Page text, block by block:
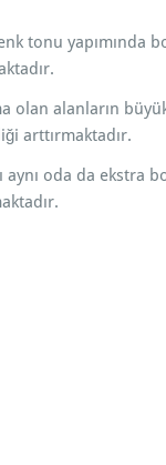
tonu yapımında
olan alanların
arttırmaktadır.
aynı oda da ekstra